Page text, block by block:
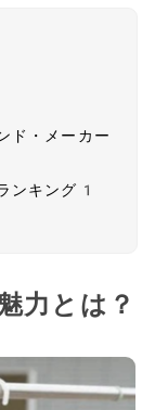
ド・メーカー
ンキング1
力とは？